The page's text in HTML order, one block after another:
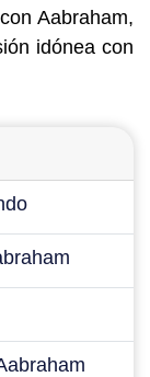
Aabraham,
idónea con